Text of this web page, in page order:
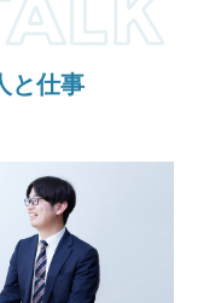
と仕事